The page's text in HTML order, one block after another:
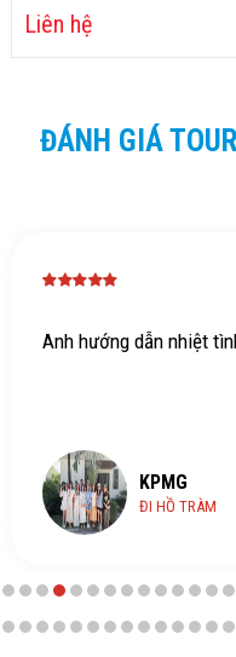
Liên hệ
ĐÁNH GIÁ
Anh hướng dẫn nhiệt
KPMG
ĐI HỒ TRÀM